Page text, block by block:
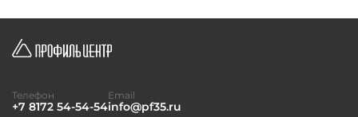
Телефон
+7 8172 54-54-54
Email
info@pf35.ru